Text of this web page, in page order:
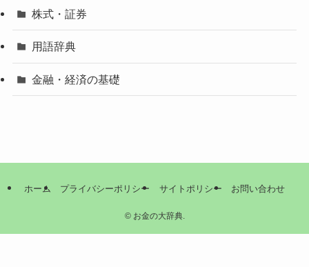
株式・証券
用語辞典
金融・経済の基礎
ホーム プライバシーポリシー サイトポリシー お問い合わせ
©お金の大辞典.